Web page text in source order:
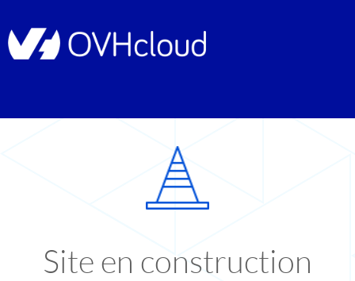
Site en construction